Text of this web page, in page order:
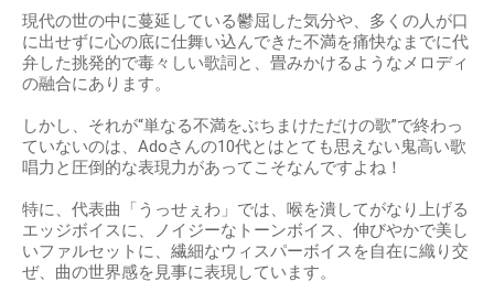
現代の世の中に蔓延している鬱屈した気分や、多くの人が口
に出せずに心の底に仕舞い込んできた不満を痛快なまでに代
弁した挑発的で毒々しい歌詞と、畳みかけるようなメロディ
の融合にあります。
しかし、それが“単なる不満をぶちまけただけの歌”で終わっ
ていないのは、Adoさんの10代とはとても思えない鬼高い歌
唱力と圧倒的な表現力があってこそなんですよね！
特に、代表曲「うっせぇわ」では、喉を潰してがなり上げる
エッジボイスに、ノイジーなトーンボイス、伸びやかで美し
いファルセットに、繊細なウィスパーボイスを自在に織り交
ぜ、曲の世界感を見事に表現しています。